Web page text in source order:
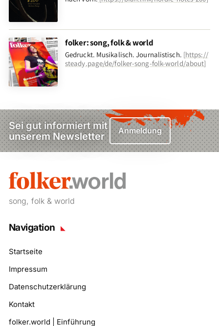
folker: song, folk & world
Gedruckt. Musikalisch. Journalistisch. [https://
steady.page/de/folker-song-folk-world/about]
Sei gut informiert mit
unserem Newsletter
Anmeldung
song, folk & world
Navigation
Startseite
Impressum
Datenschutzerklärung
Kontakt
folker.world | Einführung